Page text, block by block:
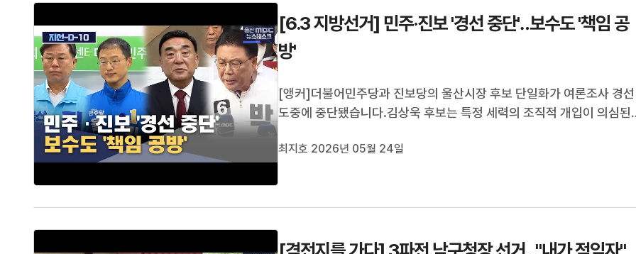
[6.3 지방선거] 민주·진보 '경선 중단'‥보수도 '책임 공
방'
[앵커]더불어민주당과 진보당의 울산시장 후보 단일화가 여론조사 경선
도중에 중단됐습니다.김상욱 후보는 특정 세력의 조직적 개입이 의심된
한 유감을 표명했습니다.이런 가운데 국민의힘 김두겸 후보와 무소속 박
최지호 2026년 05월 24일